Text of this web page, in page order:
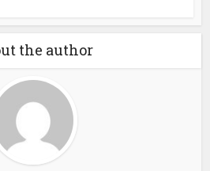
the author